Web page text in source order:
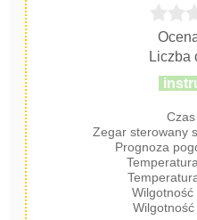
Zegar sterowany
Prognoza
Wilgotność